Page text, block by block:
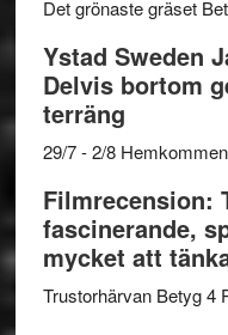
Det grönaste gräset
Ystad Sweden
Delvis bortom
terräng
29/7 - 2/8
Filmrecension:
fascinerande,
mycket att
Trustorhärvan Betyg